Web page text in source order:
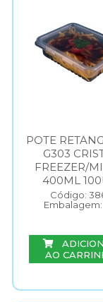
POTE
G303
FREEZER/
400ML
Código:
Embalagem:
AO